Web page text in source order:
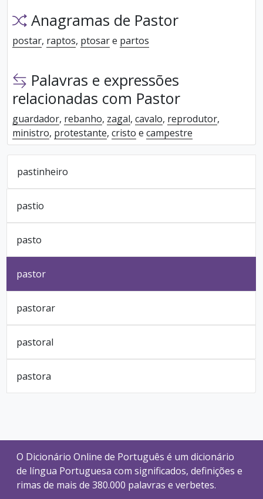
Anagramas de Pastor
postar, raptos, ptosare partos
Palavras e expressões
relacionadas com Pastor
guardador, rebanho, zagal, cavalo, reprodutor,
ministro, protestante, cristo e campestre
pastinheiro
pastio
pasto
pastor
pastorar
pastoral
pastora
O Dicionário Online de Português é um dicionário
de língua Portuguesa com significados, definições e
rimas de mais de 380.000 palavras e verbetes.